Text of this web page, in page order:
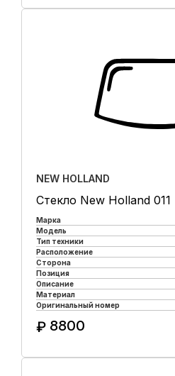
NEW HOLLAND
Стекло New Holland 011
Марка
Модель
Тип техники
Расположение
Сторона
Позиция
Описание
Материал
Оригинальный номер
₽ 8800